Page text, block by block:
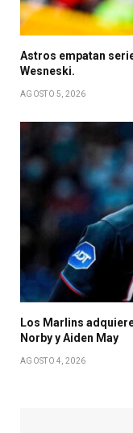
Astros empatan
Wesneski.
AGOSTO 5, 2026
Los Marlins
Norby y Aiden May
AGOSTO 4, 2026